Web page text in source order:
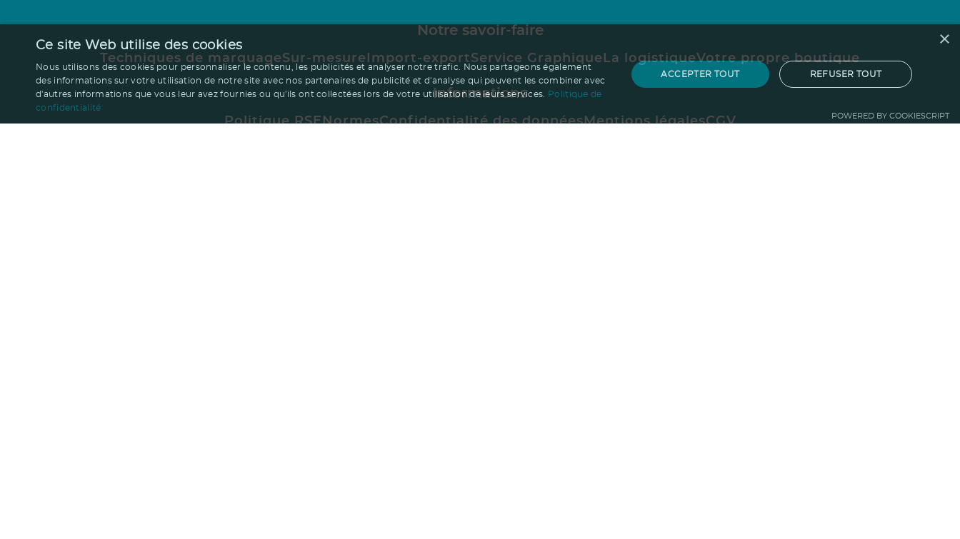
Notre savoir-faire
Techniques de marquageSur-mesure Import-exportService Graphique La logistiqueVotre propre boutique
Informations
Politique RSENormesConfidentialité des donnéesMentions légalesCGV
×
Ce site Web utilise des cookies
Nous utilisons des cookies pour personnaliser le contenu, les publicités et analyser notre trafic. Nous partageons également
des informations sur votre utilisation de notre site avec nos partenaires de publicité et d'analyse qui peuvent les combiner avec
d'autres informations que vous leur avez fournies ou qu'ils ont collectées lors de votre utilisation de leurs services.
Politique de
confidentialité
ACCEPTER TOUT REFUSER TOUT
POWERED BY COOKIESCRIPT